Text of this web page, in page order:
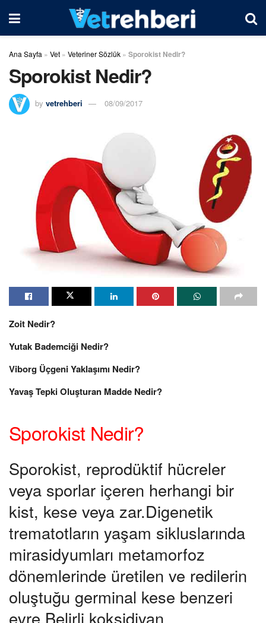
Ana Sayfa » Vet » Veteriner Sözlük » Sporokist Nedir?
Sporokist Nedir?
by vetrehberi 08/09/2017
Zoit Nedir?
Yutak Bademciği Nedir?
Viborg Üçgeni Yaklaşımı Nedir?
Yavaş Tepki Oluşturan Madde Nedir?
Sporokist Nedir?
Sporokist, reprodüktif hücreler
veya sporlar içeren herhangi bir
kist, kese veya zar.Digenetik
trematotların yaşam sikluslarında
mirasidyumları metamorfoz
dönemlerinde üretilen ve redilerin
oluştuğu germinal kese benzeri
evre.Belirli koksidiyan